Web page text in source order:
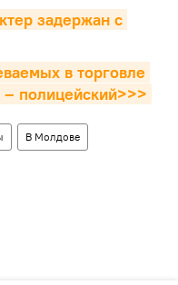
задержан с
в торговле
– полицейский>>>
В Молдове